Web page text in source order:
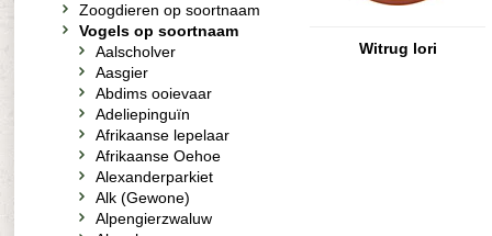
Witrug lori
Zoogdieren op soortnaam
Vogels op soortnaam
Aalscholver
Aasgier
Abdims ooievaar
Adeliepinguïn
Afrikaanse lepelaar
Afrikaanse Oehoe
Alexanderparkiet
Alk (Gewone)
Alpengierzwaluw